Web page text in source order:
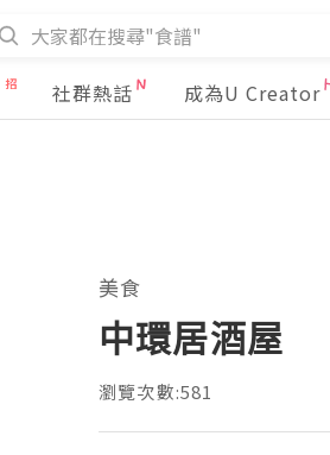
社群熱話 成為U Creator
美食
中環居酒屋
瀏覽次數:581